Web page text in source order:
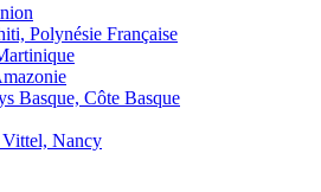
Polynésie Française
Basque, Côte Basque
Vittel, Nancy